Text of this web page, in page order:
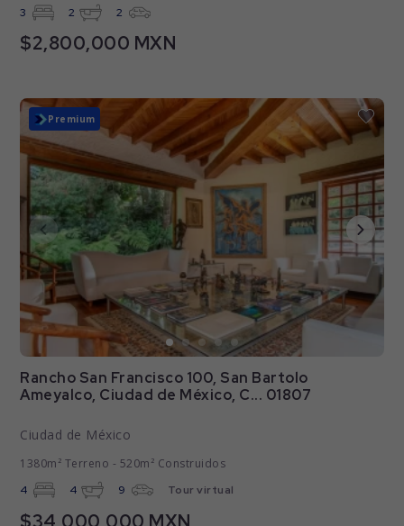
3 2 2
$2,800,000 MXN
Rancho San Francisco 100, San Bartolo
Ameyalco, Ciudad de México, C... 01807
Ciudad de México
1380m² Terreno - 520m² Construidos
4 4 9 Tour virtual
Premium